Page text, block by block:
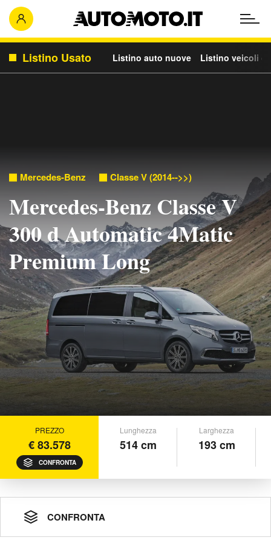
Listino Usato Listino auto nuove Listino veicoli
Mercedes-Benz Classe V (2014-->>)
Mercedes-Benz Classe V
300 d Automatic 4Matic
Premium Long
PREZZO
€ 83.578
CONFRONTA
Lunghezza
514 cm
Larghezza
193 cm
CONFRONTA